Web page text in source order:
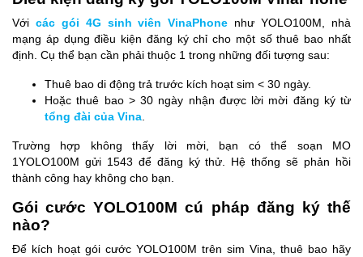
Với các gói 4G sinh viên VinaPhone như YOLO100M, nhà
mạng áp dụng điều kiện đăng ký chỉ cho một số thuê bao nhất
định. Cụ thể bạn cần phải thuộc 1 trong những đối tượng sau:
Thuê bao di động trả trước kích hoạt sim < 30 ngày.
Hoặc thuê bao > 30 ngày nhận được lời mời đăng ký từ
tổng đài của Vina.
Trường hợp không thấy lời mời, bạn có thể soạn MO
1YOLO100M gửi 1543 để đăng ký thử. Hệ thống sẽ phản hồi
thành công hay không cho bạn.
Gói cước YOLO100M cú pháp đăng ký thế
nào?
Để kích hoạt gói cước YOLO100M trên sim Vina, thuê bao hãy